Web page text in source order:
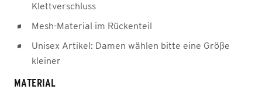
Klettverschluss
Mesh-Material im Rückenteil
Unisex Artikel: Damen wählen bitte eine Größe
kleiner
MATERIAL